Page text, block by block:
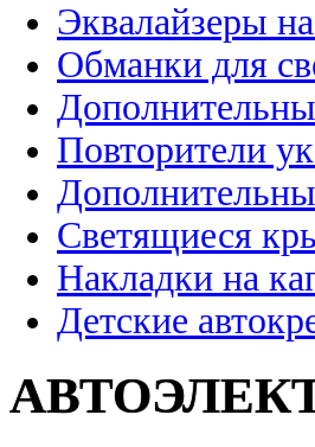
Эквалайзеры
Обманки для
Повторители
Светящиеся
Накладки на
Детские